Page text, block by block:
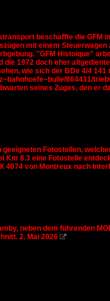
beschaffte die GFM
mit einem
"GFM Histoique"
1972 doch eher
wie sich der BDe 4/4
864431/
seines Zuges, den er
Fotostellen,
Km 8.3 eine Fotostelle
4074 von Montreux nach
neben dem führenden
2. Mai 2026 